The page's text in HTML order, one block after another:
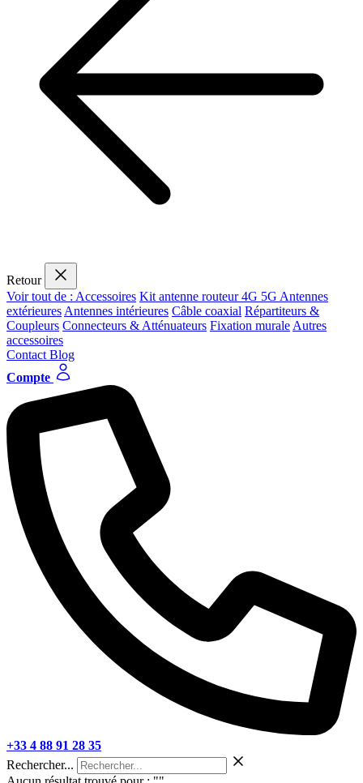
Retour
Voir tout de : Accessoires Kit antenne routeur 4G 5G Antennes
extérieures Antennes intérieures Câble coaxial Répartiteurs &
Coupleurs Connecteurs & Atténuateurs Fixation murale Autres
accessoires
Contact Blog
Compte
+33 4 88 91 28 35
Rechercher...